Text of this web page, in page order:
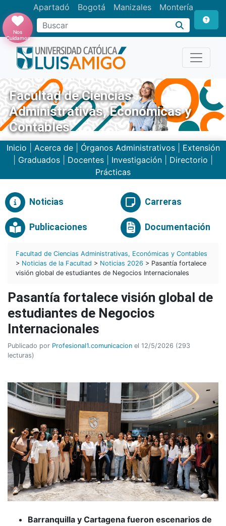
Apartadó Bogotá Manizales Montería
Buscar
Nos
Cuidamos
Facultad de Ciencias
Administrativas, Económicas y
Contables
Inicio Acerca de| Órganos Administrativos| Extensión
Graduados Docentes Investigación Directorio
Prácticas
Noticias Carreras
Publicaciones Documentación
Facultad de Ciencias Administrativas, Económicas y Contables
> Noticias de la Facultad > Noticias 2026 > Pasantía fortalece
visión global de estudiantes de Negocios Internacionales
Pasantía fortalece visión global de
estudiantes de Negocios
Internacionales
Publicado por Profesional1.comunicacion el 12/5/2026 (293
lecturas)
Barranquilla y Cartagena fueron escenarios de